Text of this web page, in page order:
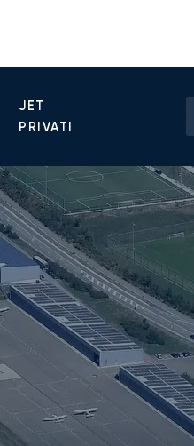
JET
PRIVATI